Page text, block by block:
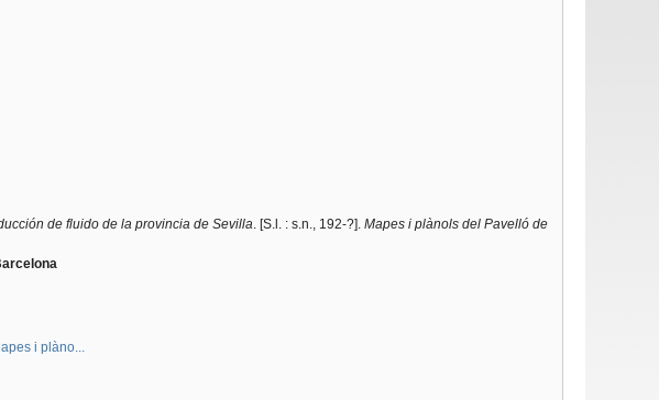
de fluido de la provincia de Sevilla. [S.l. : s.n., 192-?]. Mapes i plànols del Pavelló de
i plàno...